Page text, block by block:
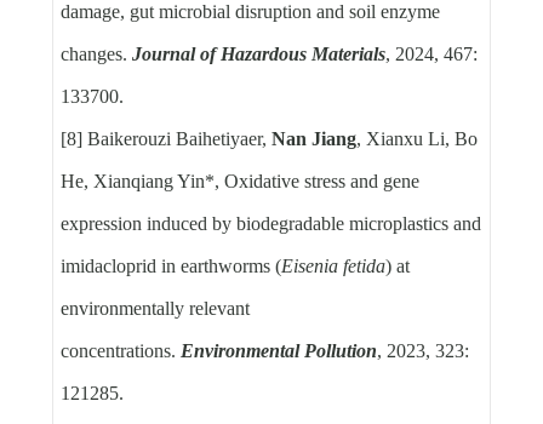
damage, gut microbial disruption and soil enzyme
changes. Journal of Hazardous Materials, 2024, 467:
133700.
[8] Baikerouzi Baihetiyaer, Nan Jiang, Xianxu Li, Bo
He, Xianqiang Yin*, Oxidative stress and gene
expression induced by biodegradable microplastics and
imidacloprid in earthworms (Eisenia fetida) at
environmentally relevant
concentrations. Environmental Pollution, 2023, 323:
121285.